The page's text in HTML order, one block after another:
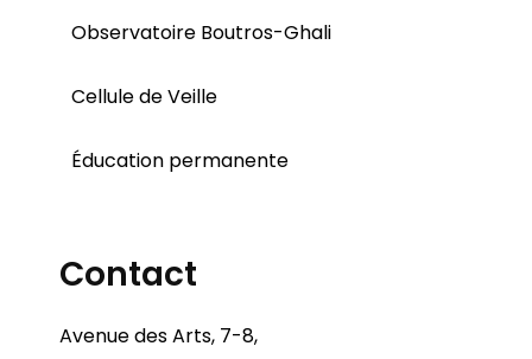
Observatoire Boutros-Ghali
Cellule de Veille
Éducation permanente
Contact
Avenue des Arts, 7-8,